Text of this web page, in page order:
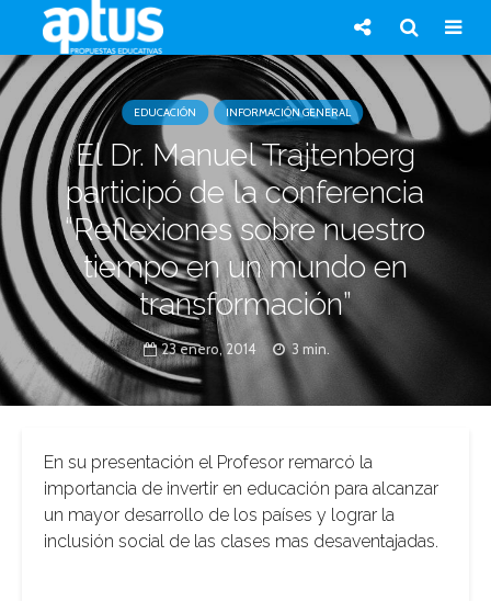
EDUCACIÓN INFORMACIÓN GENERAL
El Dr. Manuel Trajtenberg
participó de la conferencia
“Reflexiones sobre nuestro
tiempo en un mundo en
transformación”
23 enero, 2014 3 min.
En su presentación el Profesor remarcó la
importancia de invertir en educación para alcanzar
un mayor desarrollo de los países y lograr la
inclusión social de las clases mas desaventajadas.